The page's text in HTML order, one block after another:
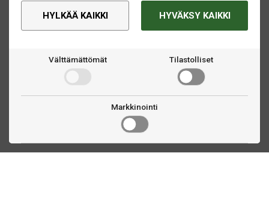
HYLKÄÄ KAIKKI HYVÄKSY KAIKKI
Välttämättömät Tilastolliset
Markkinointi